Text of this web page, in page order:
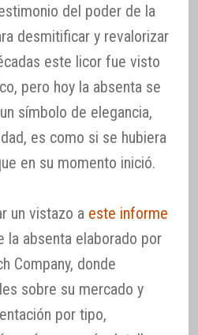
del poder de la
desmitificar y revalorizar
este licor fue visto
pero hoy la absenta se
símbolo de elegancia,
es como si se hubiera
en su momento inició.
un vistazo a este informe
la absenta elaborado por
Company, donde
sobre su mercado y
por tipo,